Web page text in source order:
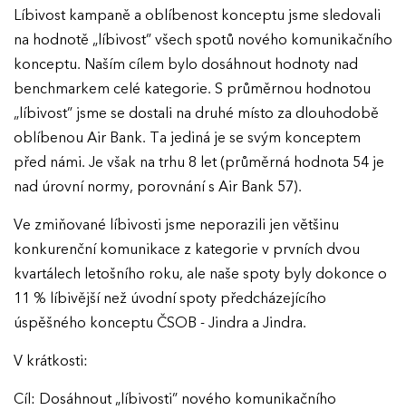
Ročník 2020
Ročník 2019
Ročník 2018
Ročník 2017
Líbivost kampaně a oblíbenost konceptu jsme sledovali
na hodnotě „líbivost” všech spotů nového komunikačního
konceptu. Naším cílem bylo dosáhnout hodnoty nad
benchmarkem celé kategorie. S průměrnou hodnotou
„líbivost” jsme se dostali na druhé místo za dlouhodobě
oblíbenou Air Bank. Ta jediná je se svým konceptem
před námi. Je však na trhu 8 let (průměrná hodnota 54 je
nad úrovní normy, porovnání s Air Bank 57).
Ve zmiňované líbivosti jsme neporazili jen většinu
konkurenční komunikace z kategorie v prvních dvou
kvartálech letošního roku, ale naše spoty byly dokonce o
11 % líbivější než úvodní spoty předcházejícího
úspěšného konceptu ČSOB - Jindra a Jindra.
V krátkosti:
Cíl: Dosáhnout „líbivosti” nového komunikačního